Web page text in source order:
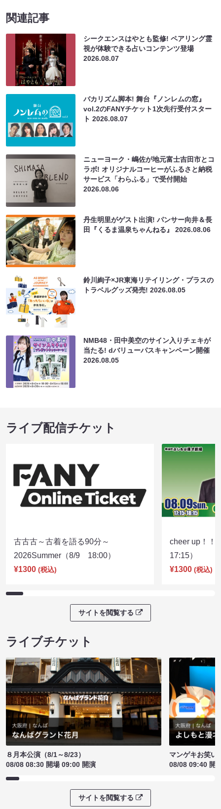
関連記事
シークエンスはやとも監修! ペアリング霊
視が体験できる占いコンテンツ登場
2026.08.07
バカリズム脚本! 舞台『ノンレムの窓』
vol.2のFANYチケット1次先行受付スター
ト2026.08.07
ニューヨーク・嶋佐が地元富士吉田市とコ
ラボ! オリジナルコーヒーがふるさと納税
サービス「わらふる」で受付開始
2026.08.06
丹生明里がゲスト出演! パンサー向井＆長
田『くるま温泉ちゃんねる』2026.08.06
鈴川絢子×JR東海リテイリング・プラスの
トラベルグッズ発売!2026.08.05
NMB48・田中美空のサイン入りチェキが
当たる! dバリューパスキャンペーン開催
2026.08.05
ライブ配信チケット
古古古～古着を語る90分～
2026Summer（8/9 18:00）
¥1300 (税込)
cheer up！
17:15）
¥1300 (税込)
サイトを閲覧する
ライブチケット
８月本公演（8/1～8/23）
08/08 08:30 開場 09:00 開演
マンゲキお笑い
08/08 09:40 開
サイトを閲覧する